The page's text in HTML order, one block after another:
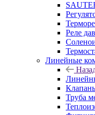
Реле
Линейные
Труба